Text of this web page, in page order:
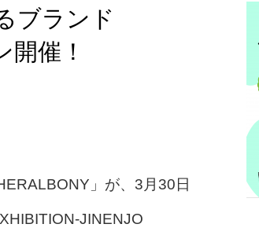
ブランド
催！
」が、3月30日
JINENJO